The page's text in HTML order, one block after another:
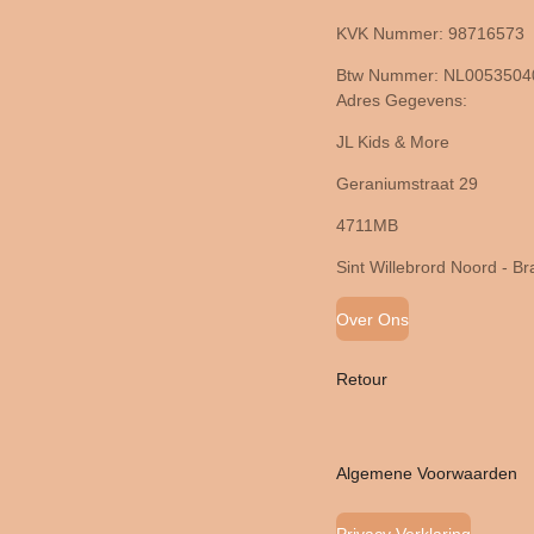
KVK Nummer: 98716573
Btw Nummer:
Adres Gegevens:
JL Kids & More
Geraniumstraat 29
4711MB
Sint Willebrord Noord -
Over Ons
Retour
Algemene Voorwaarden